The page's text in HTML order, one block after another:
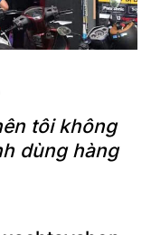
tôi không
dùng hàng